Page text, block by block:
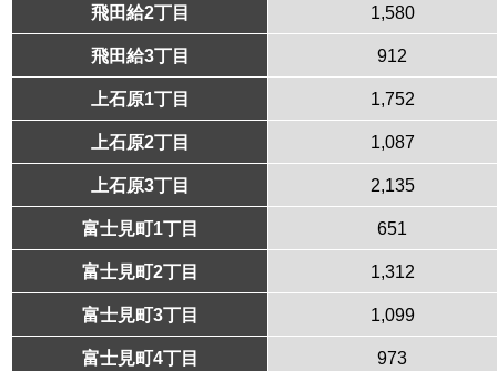
飛田給2丁目 1,580
飛田給3丁目 912
上石原1丁目 1,752
上石原2丁目 1,087
上石原3丁目 2,135
富士見町1丁目 651
富士見町2丁目 1,312
富士見町3丁目 1,099
富士見町4丁目 973